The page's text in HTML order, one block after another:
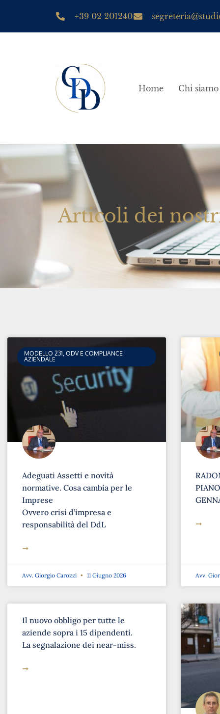
+39 02 201240
Home Chi siamo
Articoli dei
MODELLO 231, ODV E COMPLIANCE
AZIENDALE
Adeguati Assetti e novità
normative. Cosa cambia per le
Imprese
Ovvero crisi d’impresa e
responsabilità del DdL
➞
Avv. Giorgio Carozzi 11 Giugno 2026
➞
Avv.
Il nuovo obbligo per tutte le
aziende sopra i 15 dipendenti.
La segnalazione dei near-miss.
➞